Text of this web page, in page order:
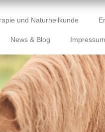
und Naturheilkunde
News & Blog Impressum